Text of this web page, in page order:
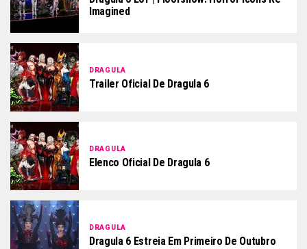
Imagined
DRAGULA
Trailer Oficial De Dragula 6
DRAGULA
Elenco Oficial De Dragula 6
DRAGULA
Dragula 6 Estreia Em Primeiro De Outubro